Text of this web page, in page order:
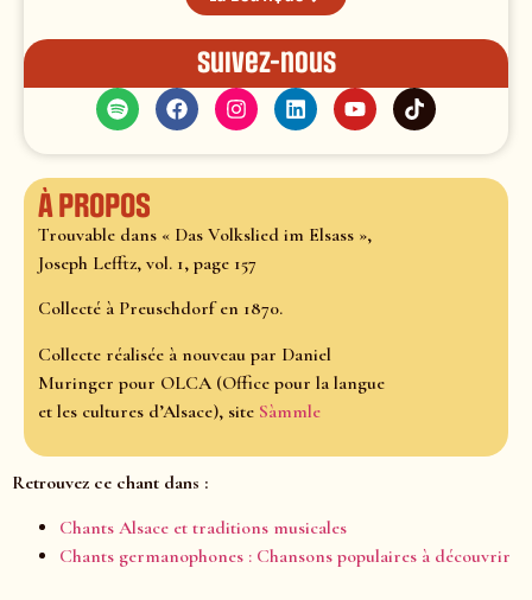
Suivez-nous
À propos
Trouvable dans « Das Volkslied im Elsass »,
Joseph Lefftz, vol. 1, page 157
Collecté à Preuschdorf en 1870.
Collecte réalisée à nouveau par Daniel
Muringer pour OLCA (Office pour la langue
et les cultures d’Alsace), site Sàmmle
Retrouvez ce chant dans :
Chants Alsace et traditions musicales
Chants germanophones : Chansons populaires à découvrir